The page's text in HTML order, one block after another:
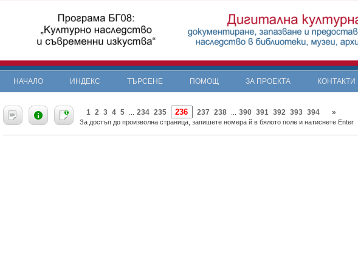
НАЧАЛО ИНДЕКС ТЪРСЕНЕ ПОМОЩ ЗА ПРОЕКТА КОНТАКТИ
1 2 3 4 5 234 235 237 238 390 391 392 393 394 »
За достъп до произволна страница, запишете номера й в бялото поле и натиснете Enter